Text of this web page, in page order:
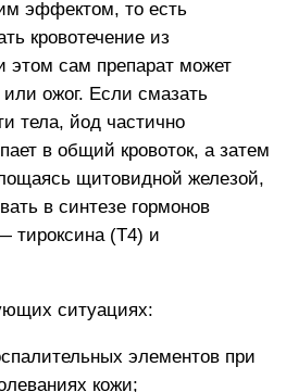
эффектом, то есть
кровотечение из
этом сам препарат может
ожог. Если смазать
тела, йод частично
в общий кровоток, а затем
щитовидной железой,
в синтезе гормонов
тироксина (Т4) и
ситуациях:
элементов при
кожи;